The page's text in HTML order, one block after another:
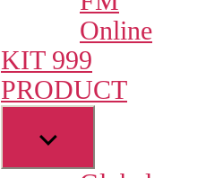
Online
KIT 999
PRODUCT
Show
sub